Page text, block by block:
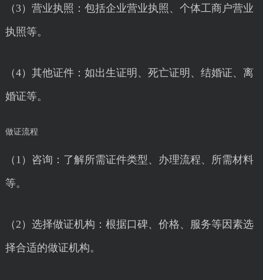
（3）营业执照：包括企业营业执照、个体工商户营业
执照等。
（4）其他证件：如出生证明、死亡证明、结婚证、离
婚证等。
做证流程
（1）咨询：了解所需证件类型、办理流程、所需材料
等。
（2）选择做证机构：根据口碑、价格、服务等因素选
择合适的做证机构。